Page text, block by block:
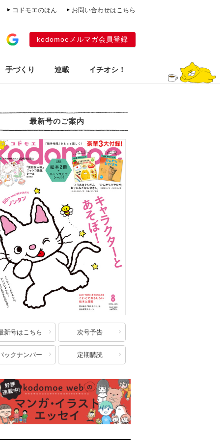
コドモエのほん お問い合わせはこちら
kodomoeメルマガ会員登録
手づくり 連載 イチオシ！
最新号のご案内
新号はこちら 次号予告
ックナンバー 定期購読